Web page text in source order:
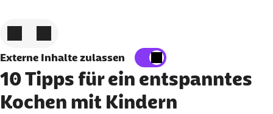
Externe Inhalte zulassen
10 Tipps für ein entspanntes
Kochen mit Kindern